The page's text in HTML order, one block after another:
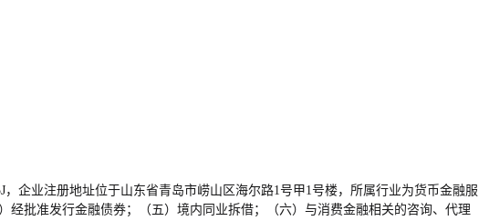
企业注册地址位于山东省青岛市崂山区海尔路1号甲1号楼，所属行业为货币金融服
批准发行金融债券；（五）境内同业拆借；（六）与消费金融相关的咨询、代理